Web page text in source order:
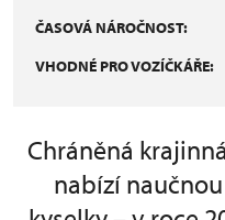
ČASOVÁ NÁROČNOST:
VHODNÉ PRO VOZÍČKÁŘE:
Chráněná
nabízí